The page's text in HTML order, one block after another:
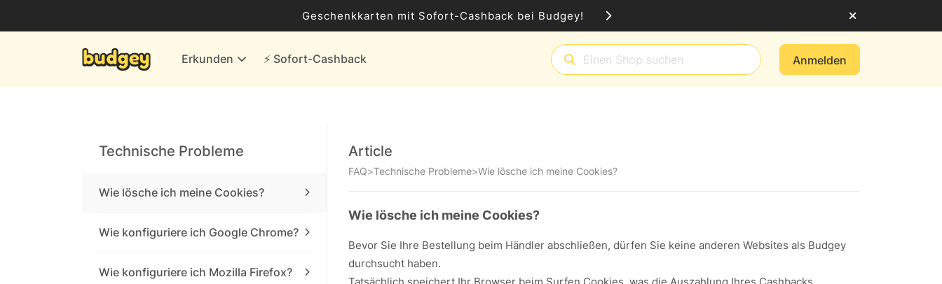
Geschenkkarten mit Sofort-Cashback bei Budgey!
Erkunden ⚡️ Sofort-Cashback Anmelden
Finanzen & Versicherungen
Alle Händler
Technische Probleme
Wie lösche ich meine Cookies?
Wie konfiguriere ich Google Chrome?
Wie konfiguriere ich Mozilla Firefox?
Article
FAQ>Technische Probleme>Wie lösche ich meine Cookies?
Wie lösche ich meine Cookies?
Bevor Sie Ihre Bestellung beim Händler abschließen, dürfen Sie keine anderen Websites als Budgey
durchsucht haben.